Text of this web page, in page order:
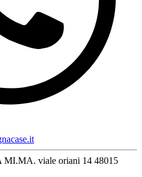
MI.MA. viale oriani 14 48015